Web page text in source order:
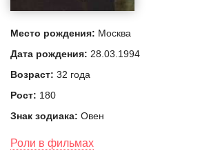
Место рождения: Москва
Дата рождения: 28.03.1994
Возраст: 32 года
Рост: 180
Знак зодиака: Овен
Роли в фильмах